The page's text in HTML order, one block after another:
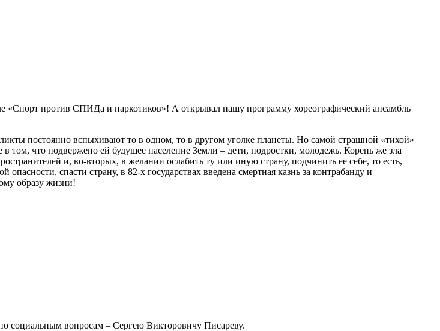
«Спорт против СПИДа и наркотиков»! А открывал нашу программу хореографический ансамбль
постоянно вспыхивают то в одном, то в другом уголке планеты. Но самой страшной «тихой»
том, что подвержено ей будущее население Земли – дети, подростки, молодежь. Корень же зла
и, во-вторых, в желании ослабить ту или иную страну, подчинить ее себе, то есть,
спасти страну, в 82-х государствах введена смертная казнь за контрабанду и
образу жизни!
социальным вопросам – Сергею Викторовичу Писареву.